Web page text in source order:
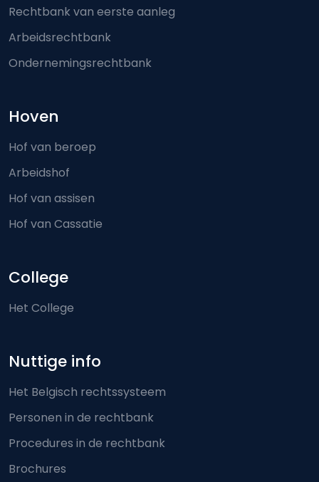
Rechtbank van eerste aanleg
Arbeidsrechtbank
Ondernemingsrechtbank
Hoven
Hof van beroep
Arbeidshof
Hof van assisen
Hof van Cassatie
College
Het College
Nuttige info
Het Belgisch rechtssysteem
Personen in de rechtbank
Procedures in de rechtbank
Brochures